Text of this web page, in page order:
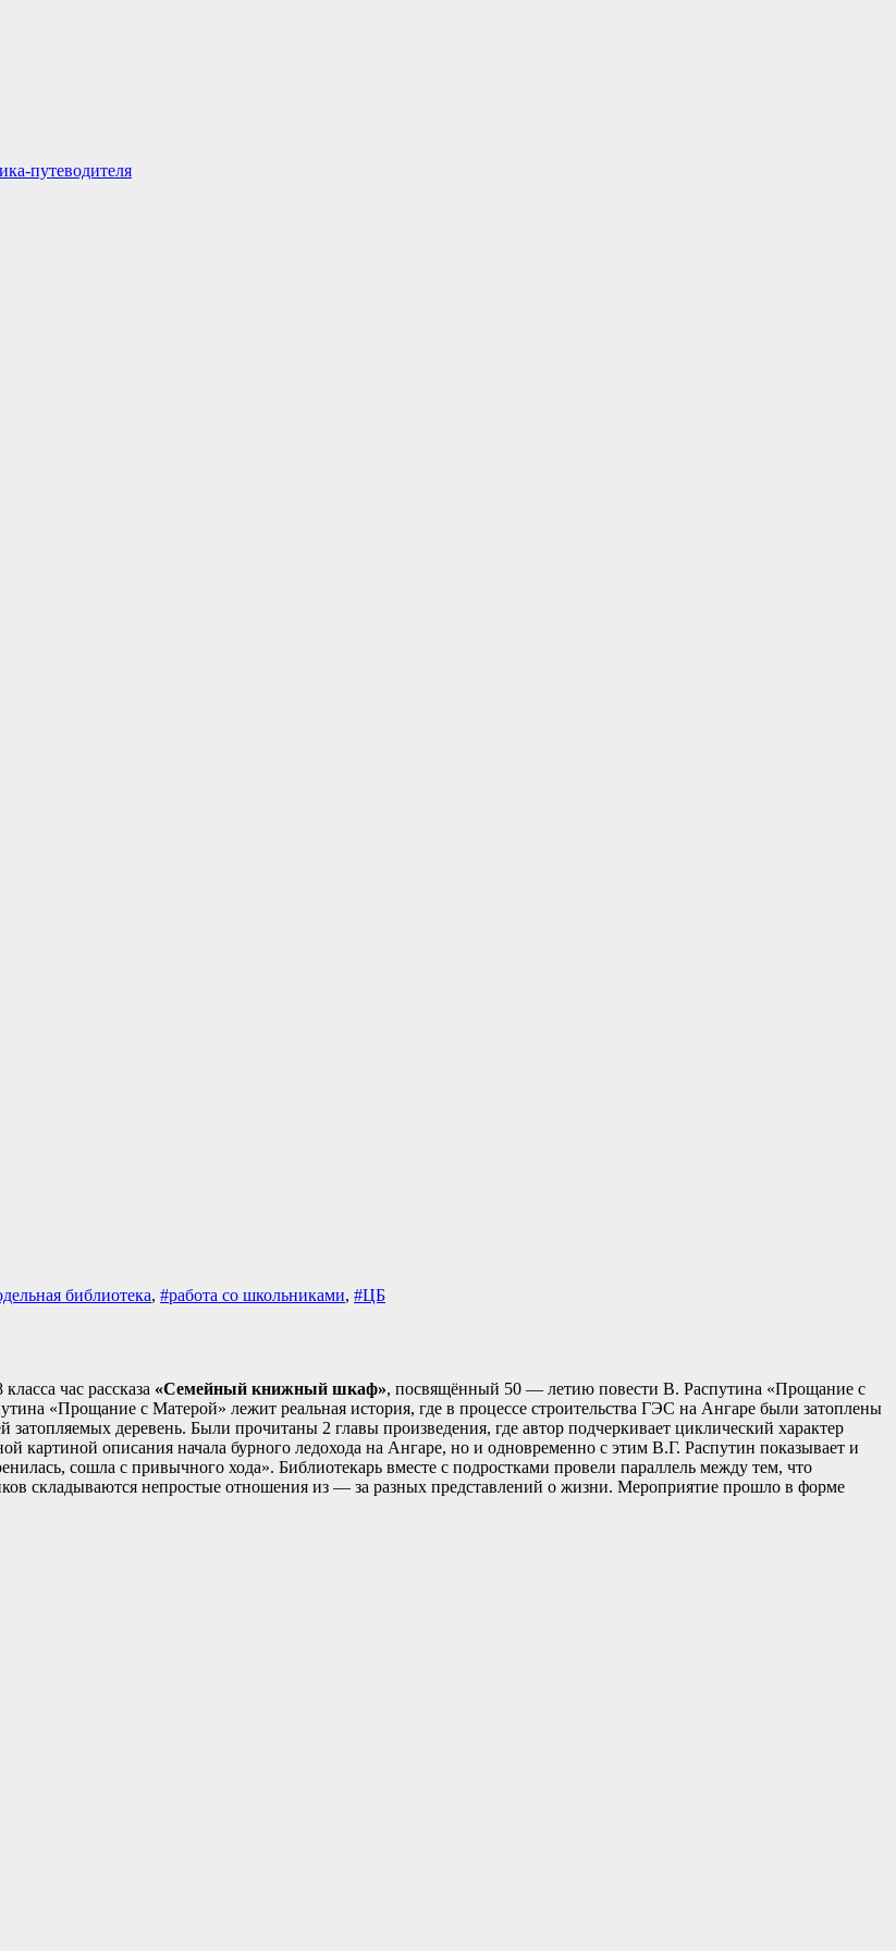
путеводителя
библиотека, #работа со школьниками, #ЦБ
час рассказа «Семейный книжный шкаф», посвящённый 50 — летию повести В. Распутина «Прощание с
«Прощание с Матерой» лежит реальная история, где в процессе строительства ГЭС на Ангаре были затоплены
деревень. Были прочитаны 2 главы произведения, где автор подчеркивает циклический характер
картиной описания начала бурного ледохода на Ангаре, но и одновременно с этим В.Г. Распутин показывает и
сошла с привычного хода». Библиотекарь вместе с подростками провели параллель между тем, что
складываются непростые отношения из — за разных представлений о жизни. Мероприятие прошло в форме